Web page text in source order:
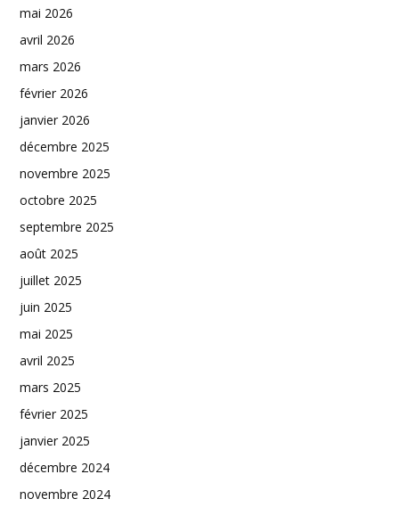
mai 2026
avril 2026
mars 2026
février 2026
janvier 2026
décembre 2025
novembre 2025
octobre 2025
septembre 2025
août 2025
juillet 2025
juin 2025
mai 2025
avril 2025
mars 2025
février 2025
janvier 2025
décembre 2024
novembre 2024